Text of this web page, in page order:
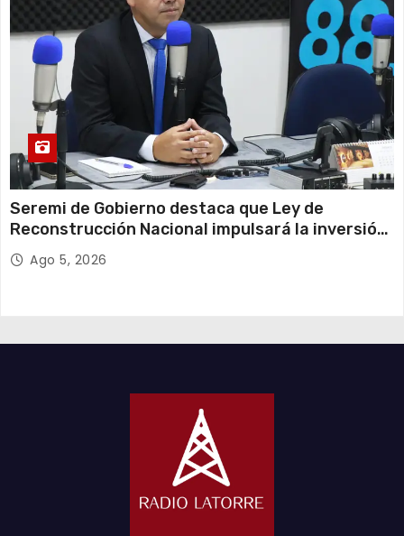
Seremi de Gobierno destaca que Ley de
Reconstrucción Nacional impulsará la inversión
y el empleo en Tarapacá
Ago 5, 2026